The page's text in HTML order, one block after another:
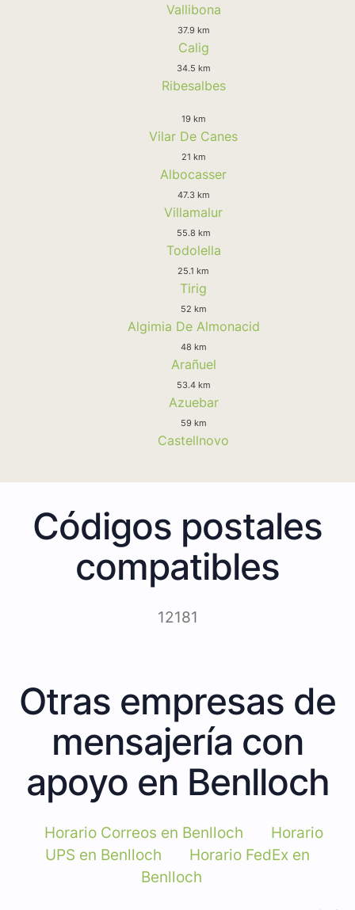
Vallibona
37.9 km
Calig
34.5 km
Ribesalbes
19 km
Vilar De Canes
21 km
Albocasser
47.3 km
Villamalur
55.8 km
Todolella
25.1 km
Tirig
52 km
Algimia De Almonacid
48 km
Arañuel
53.4 km
Azuebar
59 km
Castellnovo
Códigos postales
compatibles
12181
Otras empresas de
mensajería con
apoyo en Benlloch
Horario Correos en Benlloch
Horario
UPS en Benlloch
Horario FedEx en
Benlloch